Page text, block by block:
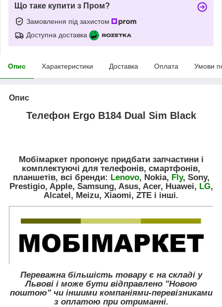
Що таке купити з Пром?
Замовлення під захистом
Доступна доставка
Опис Характеристики Доставка Оплата Умови
Опис
Телефон Ergo B184 Dual Sim Black
Мобімаркет пропонує придбати запчастини і
комплектуючі для телефонів, смартфонів,
планшетів, всі бренди: Lenovo, Nokia, Fly, Sony,
Prestigio, Apple, Samsung, Asus, Acer, Huawei, LG,
Alcatel, Meizu, Xiaomi, ZTE і інші.
Переважна більшість товару є на складі у
Львові і може бути відправлено "Новою
поштою" чи іншими компаніями-перевізниками
з оплатою при отриманні.